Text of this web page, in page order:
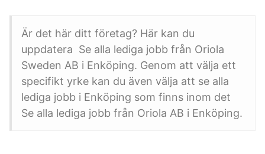
Är det här ditt företag? Här kan du
uppdatera Se alla lediga jobb från Oriola
Sweden AB i Enköping. Genom att välja ett
specifikt yrke kan du även välja att se alla
lediga jobb i Enköping som finns inom det
Se alla lediga jobb från Oriola AB i Enköping.